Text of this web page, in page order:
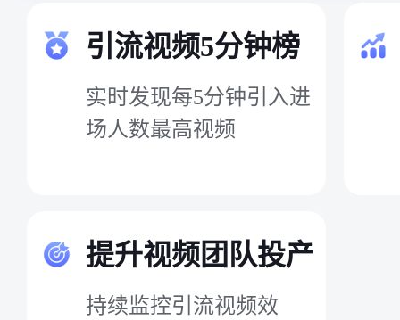
引流视频5分钟榜
实时发现每5分钟引入进
场人数最高视频
提升视频团队投产
持续监控引流视频效